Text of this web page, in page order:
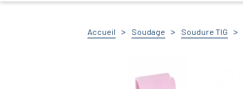
Accueil Soudage Soudure TIG